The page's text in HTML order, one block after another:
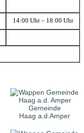
14:00 Uhr – 18:00 Uhr
Gemeinde
Haag a.d.Amper